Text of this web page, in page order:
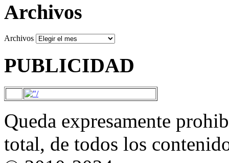
Archivos
Archivos
PUBLICIDAD
Queda expresamente
total, de todos los